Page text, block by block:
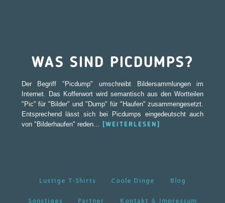
WAS SIND PICDUMPS?
Der Begriff "Picdump" umschreibt Bildersammlungen im
Internet. Das Kofferwort wird semantisch aus den Wortteilen
"Pic" für "Bilder" und "Dump" für "Haufen" zusammengesetzt.
Entsprechend lässt sich bei Picdumps eingedeutscht auch
von "Bilderhaufen" reden...
[WEITERLESEN]
Lustige T-Shirts Coole Dinge Blog
Sonstiges Partner Kontakt & Impressum